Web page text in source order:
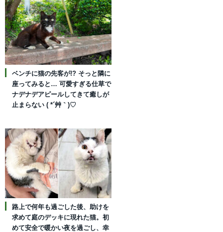
ベンチに猫の先客が!? そっと隣に
座ってみると… 可愛すぎる仕草で
ナデナデアピールしてきて癒しが
止まらない ( *´艸｀)♡
路上で何年も過ごした後、助けを
求めて庭のデッキに現れた猫。初
めて安全で暖かい夜を過ごし、幸